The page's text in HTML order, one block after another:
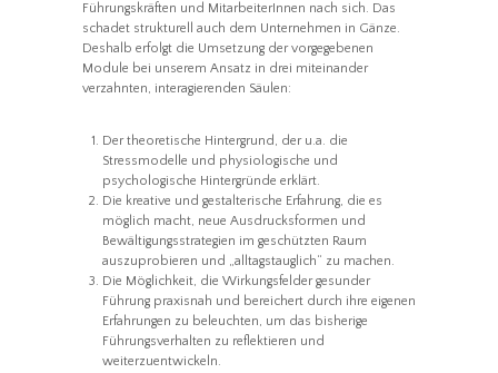
Führungskräften und MitarbeiterInnen nach sich. Das
schadet strukturell auch dem Unternehmen in Gänze.
Deshalb erfolgt die Umsetzung der vorgegebenen
Module bei unserem Ansatz in drei miteinander
verzahnten, interagierenden Säulen:
Der theoretische Hintergrund, der u.a. die
Stressmodelle und physiologische und
psychologische Hintergründe erklärt.
Die kreative und gestalterische Erfahrung, die es
möglich macht, neue Ausdrucksformen und
Bewältigungsstrategien im geschützten Raum
auszuprobieren und „alltagstauglich“ zu machen.
Die Möglichkeit, die Wirkungsfelder gesunder
Führung praxisnah und bereichert durch ihre eigenen
Erfahrungen zu beleuchten, um das bisherige
Führungsverhalten zu reflektieren und
weiterzuentwickeln.